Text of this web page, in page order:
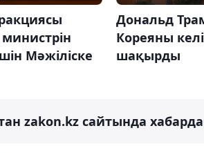
Мәжіліске
Дональд
Кореяны
шақырды
zakon.kz сайтында